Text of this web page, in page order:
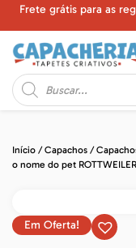
Frete grátis para as
Início /Capachos /
o nome do pet
Em Oferta!